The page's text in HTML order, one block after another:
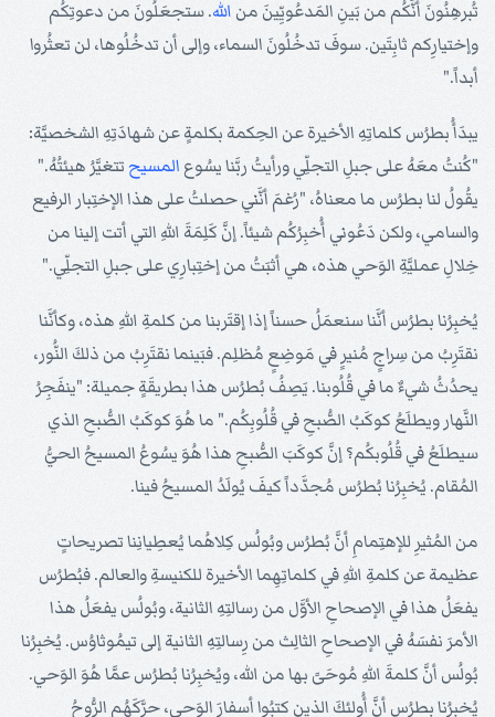
تُبرهِنُونَ أنَّكُم من بَينِ المَدعُويِّينَ من الله. ستجعَلُونَ من دعوتِكُم
وإختيارِكم ثابِتَين. سوفَ تدخُلُونَ السماء، وإلى أن تدخُلُوها، لن تعثُروا
أبداً."
يبدَأُ بطرُس كلماتِهِ الأخيرة عن الحِكمة بكلمةٍ عن شهادَتِهِ الشخصيَّة:
"كُنتُ معَهُ على جبلِ التجلِّي ورأيتُ ربَّنا يسُوع المسيح تتغيَّرُ هيئتُهُ."
يقُولُ لنا بطرُس ما معناهُ، "رُغمَ أنَّني حصلتُ على هذا الإختِبار الرفيع
والسامي، ولكن دَعُوني أُخبِرُكُم شيئاً. إنَّ كَلِمَةَ اللهِ التي أتت إلينا من
خِلالِ عمليَّةِ الوَحي هذه، هي أثبَتُ من إختِبارِي على جبلِ التجلِّي."
يُخبِرُنا بطرُس أنَّنا سنعمَلُ حسناً إذا إقتَربنا من كلمةِ اللهِ هذه، وكأنَّنا
نقتَرِبُ من سِراجٍ مُنيرٍ في مَوضِعٍ مُظلِم. فبَينما نقتَرِبُ من ذلكَ النُّور،
يحدُثُ شيءٌ ما في قُلُوبنا. يَصِفُ بُطرُس هذا بطريقَةٍ جميلة: "ينفَجِرُ
النَّهار ويطلَعُ كوكَبُ الصُّبحِ في قُلُوبِكُم." ما هُوَ كوكَبُ الصُّبحِ الذي
سيطلَعُ في قُلُوبكُم؟ إنَّ كوكَبَ الصُّبحِ هذا هُوَ يسُوعُ المسيحُ الحيُّ
المُقام. يُخبِرُنا بُطرُس مُجدَّداً كيفَ يُولَدُ المسيحُ فينا.
من المُثيرِ للإهتِمامِ أنَّ بُطرُس وبُولُس كِلاهُما يُعطِيانِنا تصريحاتٍ
عظيمة عن كلمةِ اللهِ في كلماتِهِما الأخيرة للكنيسةِ والعالم. فبُطرُس
يفعَلُ هذا في الإصحاحِ الأوَّل من رسالتِهِ الثانية، وبُولُس يفعَلُ هذا
الأمرَ نفسَهُ في الإصحاحِ الثالِث من رِسالتِهِ الثانية إلى تيمُوثاوُس. يُخبِرُنا
بُولُس أنَّ كلمةَ اللهِ مُوحَىً بها من الله، ويُخبِرُنا بُطرُس عمَّا هُوَ الوَحي.
يُخبِرُنا بطرُس أنَّ أُولئكَ الذين كتبُوا أسفارَ الوَحي، حرَّكَهُم الرُّوحُ